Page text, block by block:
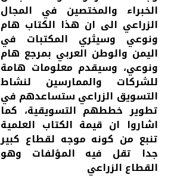
الخبراء والمختصين في المجال
الزراعي الى ان هذا الكتاب هام
ونوعي وسيثري المكتبات في
اليمن والوطن العربي بمرجع هام
ونوعي، وسيقدم معلومات هامة
للشركات والممارسين لنشاط
التسويق الزراعي ستساعدهم في
تطوير خططهم التسويقية، كما
اشاروا ان قيمة الكتاب العلمية
تنبع من كونه موجه لقطاع كبير
جدا تقل فيه المؤلفات وهو
القطاع الزراعي